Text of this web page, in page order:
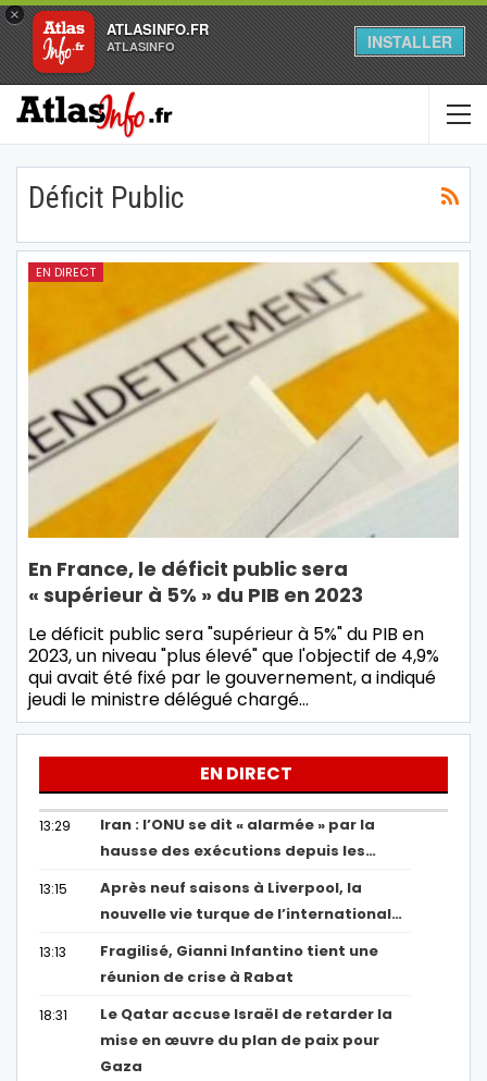
×
ATLASINFO.FR
ATLASINFO INSTALLER
Déficit Public
EN DIRECT
En France, le déficit public sera
« supérieur à 5% » du PIB en 2023
Le déficit public sera "supérieur à 5%" du PIB en
2023, un niveau "plus élevé" que l'objectif de 4,9%
qui avait été fixé par le gouvernement, a indiqué
jeudi le ministre délégué chargé…
EN DIRECT
13:29
Iran : l’ONU se dit « alarmée » par la
hausse des exécutions depuis les…
13:15
Après neuf saisons à Liverpool, la
nouvelle vie turque de l’international…
13:13
Fragilisé, Gianni Infantino tient une
réunion de crise à Rabat
18:31
Le Qatar accuse Israël de retarder la
mise en œuvre du plan de paix pour
Gaza